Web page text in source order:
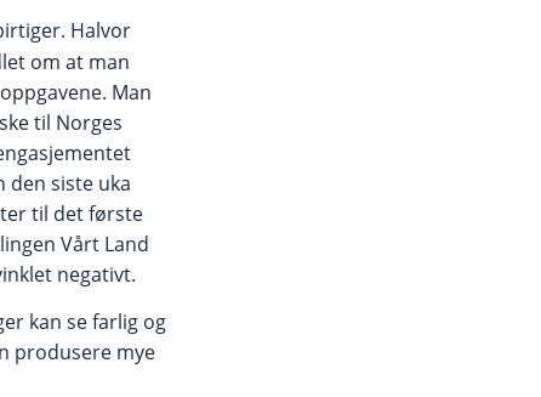
Halvor
om at man
Man
til Norges
den siste uka
til det første
Vårt Land
negativt.
kan se farlig og
produsere mye